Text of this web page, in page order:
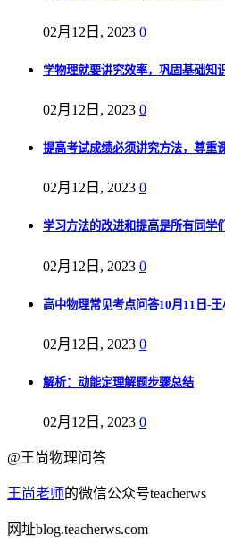
02月12日, 2023 0
学物理就要讲究效率，巩固基础知
02月12日, 2023 0
提高考试成绩必须讲究方法，尊重
02月12日, 2023 0
学习方法的改进和提高是所有同学
02月12日, 2023 0
高中物理常见考点问答10月11日-王
02月12日, 2023 0
解析：动能定理解题步骤总结
02月12日, 2023 0
@王尚物理问答
王尚老师的微信公众号teacherws
网址blog.teacherws.com